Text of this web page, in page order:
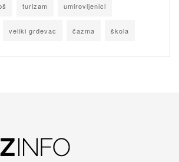
turizam umirovljenici
veliki grđevac čazma škola